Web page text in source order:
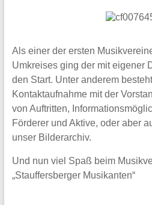
Als einer der ersten
Umkreises ging der mit eigener
den Start. Unter anderem
Kontaktaufnahme mit der
von Auftritten,
Förderer und Aktive, oder aber
unser Bilderarchiv.
Und nun viel Spaß beim
„Stauffersberger Musikanten“